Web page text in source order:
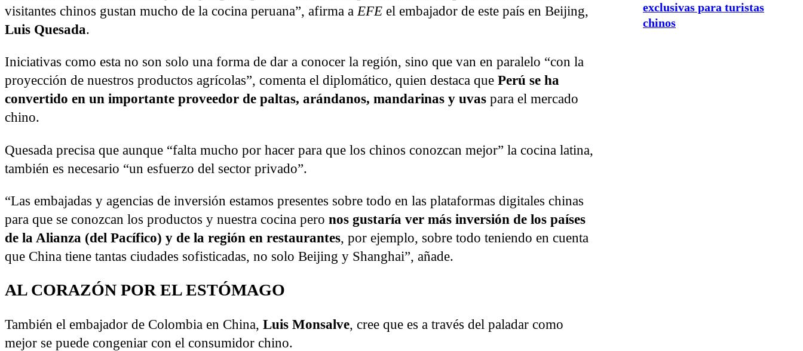
visitantes chinos gustan mucho de la cocina peruana”, afirma a EFE el embajador de este país en Beijing,
Luis Quesada.
Iniciativas como esta no son solo una forma de dar a conocer la región, sino que van en paralelo “con la
proyección de nuestros productos agrícolas”, comenta el diplomático, quien destaca que Perú se ha
convertido en un importante proveedor de paltas, arándanos, mandarinas y uvas para el mercado
chino.
Quesada precisa que aunque “falta mucho por hacer para que los chinos conozcan mejor” la cocina latina,
también es necesario “un esfuerzo del sector privado”.
“Las embajadas y agencias de inversión estamos presentes sobre todo en las plataformas digitales chinas
para que se conozcan los productos y nuestra cocina pero nos gustaría ver más inversión de los países
de la Alianza (del Pacífico) y de la región en restaurantes, por ejemplo, sobre todo teniendo en cuenta
que China tiene tantas ciudades sofisticadas, no solo Beijing y Shanghai”, añade.
AL CORAZÓN POR EL ESTÓMAGO
También el embajador de Colombia en China, Luis Monsalve, cree que es a través del paladar como
mejor se puede congeniar con el consumidor chino.
exclusivas para turistas
chinos